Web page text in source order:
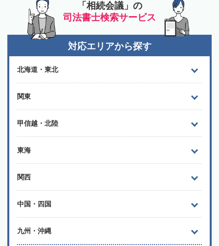
「相続会議」の
司法書士検索サービス
対応エリアから探す
北海道・東北
関東
甲信越・北陸
東海
関西
中国・四国
九州・沖縄